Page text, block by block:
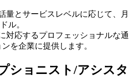
量とサービスレベルに応じて、月
ル。
対応するプロフェッショナルな通
を企業に提供します。
ショニスト/アシスタ